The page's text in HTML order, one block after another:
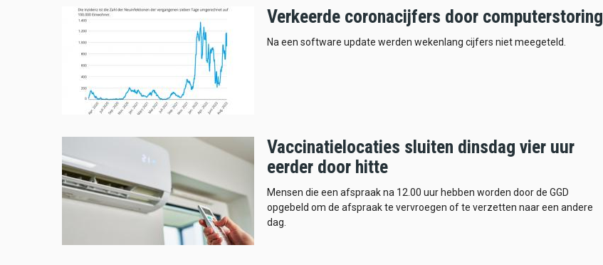
Verkeerde coronacijfers door computerstoring
Na een software update werden wekenlang cijfers niet meegeteld.
Vaccinatielocaties sluiten dinsdag vier uur
eerder door hitte
Mensen die een afspraak na 12.00 uur hebben worden door de GGD
opgebeld om de afspraak te vervroegen of te verzetten naar een andere
dag.